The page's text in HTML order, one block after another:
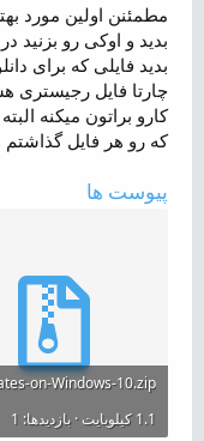
بدید و اوکی رو بزنید
بدید فایلی که برای
چارتا فایل
کارو براتون میکنه
که رو هر فایل گذاشتم
پیوست ها
1.1 کیلوبایت · بازدیدها: 1